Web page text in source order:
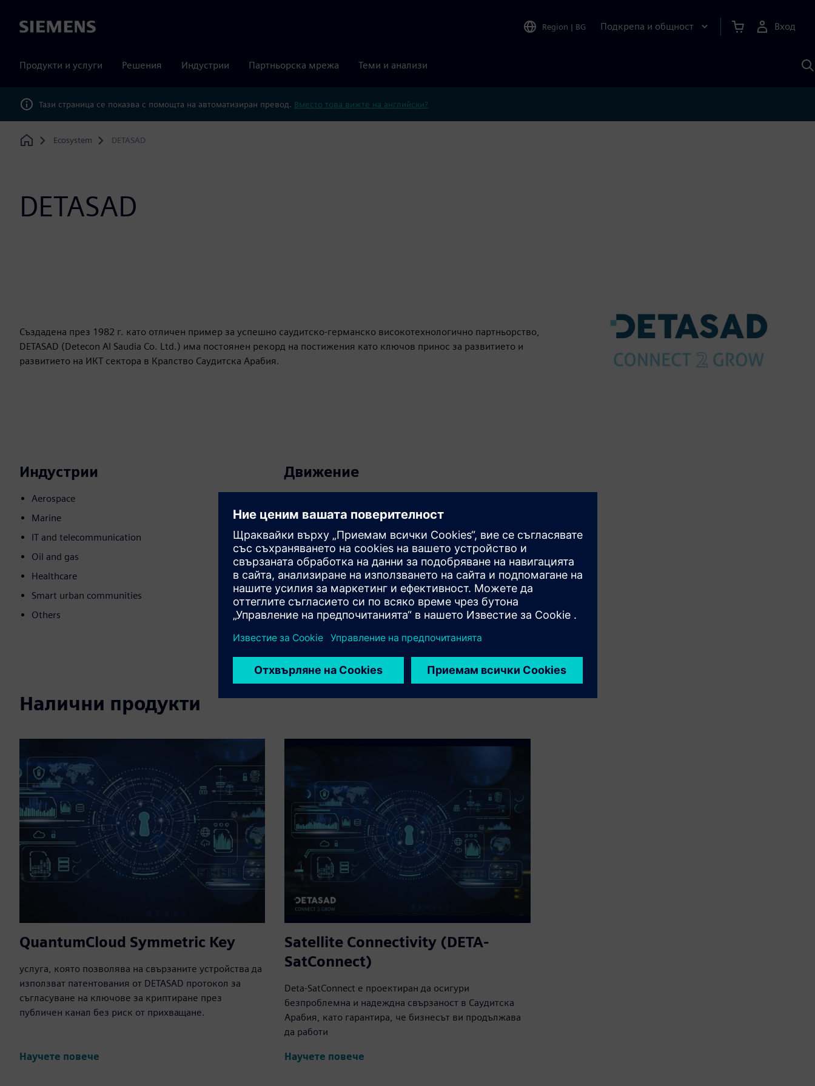
Siemens Region | BG Подкрепа и общност Вход
Продукти и услуги Решения Индустрии Партньорска мрежа Теми и анализи
с
Тази страница се показва с помощта на автоматизиран превод. Вместо това вижте на английски?
Home
Ecosystem DETASAD
DETASAD
Създадена през 1982 г. като отличен пример за успешно саудитско-германско високотехнологично партньорство,
DETASAD (Detecon Al Saudia Co. Ltd.) има постоянен рекорд на постижения като ключов принос за развитието и
развитието на ИКТ сектора в Кралство Саудитска Арабия.
Индустрии
Aerospace
Marine
IT and telecommunication
Oil and gas
Healthcare
Smart urban communities
Others
Движение
Препродавайте/съвместно продавайте SW и цифрово
активиран HW на Siemens Xcelerator
Service
Предоставя услуга за продукт/решение на Siemens
Xcelerator, което помага на клиента да го внедри,
интегрира, оперира или поддържа
Налични продукти
QuantumCloud Symmetric Key
услуга, която позволява на свързаните устройства да
използват патентования от DETASAD протокол за
съгласуване на ключове за криптиране през
публичен канал без риск от прихващане.
Научете повече
Satellite Connectivity (DETA-
SatConnect)
Deta-SatConnect е проектиран да осигури
безпроблемна и надеждна свързаност в Саудитска
Арабия, като гарантира, че бизнесът ви продължава
да работи
Научете повече